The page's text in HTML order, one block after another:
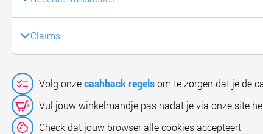
Claims
Volg onzecashback regelsom te zorgen dat je de
Vul jouw winkelmandje pas nadat je via onze site
Check dat jouw browser alle cookies accepteert